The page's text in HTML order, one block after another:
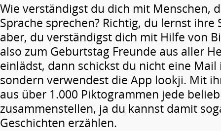
Wie verständigst du dich mit Menschen,
Sprache sprechen? Richtig, du lernst ihre
aber, du verständigst dich mit Hilfe von
also zum Geburtstag Freunde aus aller
einlädst, dann schickst du nicht eine Mail
sondern verwendest die App lookji. Mit
aus über 1.000 Piktogrammen jede
zusammenstellen, ja du kannst damit
Geschichten erzählen.